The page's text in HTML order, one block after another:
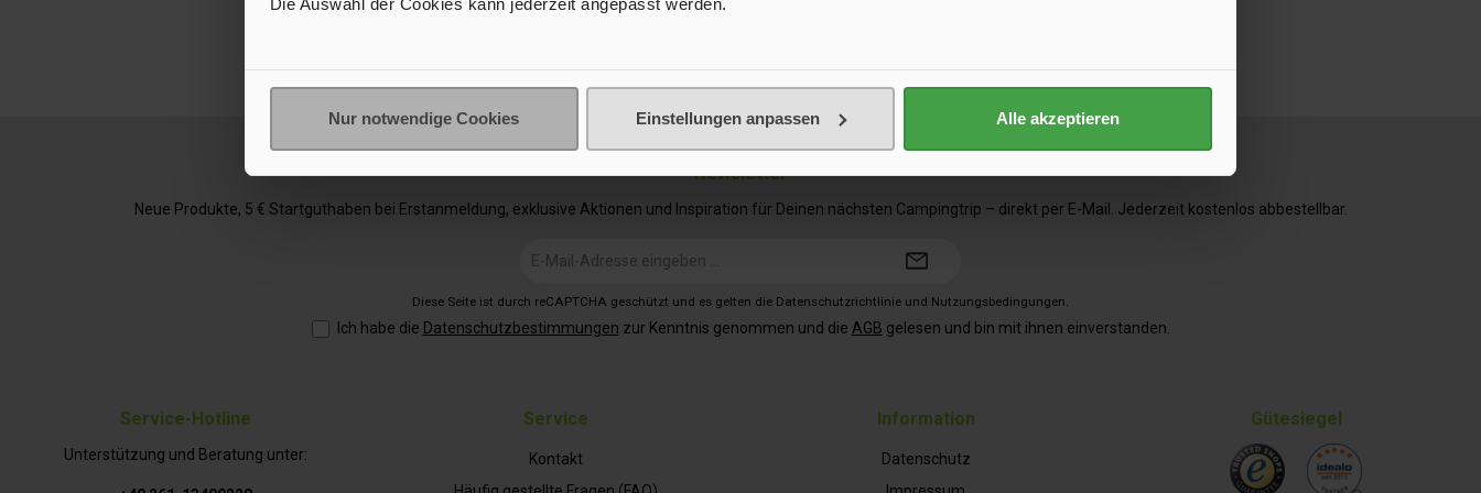
Die Auswahl der Cookies kann jederzeit angepasst werden.
Nur notwendige Cookies Einstellungen anpassen Alle akzeptieren
Stabilität sorgt ein Gurtband mit
breiteren Teil vor dem Handschuhfach in
Waage hält. Der strapazierfähige, mit
einem Reißverschluss versehene Bezug
problemlos abgenommen und
gewaschen werden. Die Ausführung
Sprinter, VW Crafter und baugleiche
Small für Fahrzeuge der VW-Bus Klasse.
Service-Hotline
Unterstützung und Beratung unter:
Service
Kontakt
Information
Datenschutz
Gütesiegel
Newsletter
Neue Produkte, 5 € Startguthaben bei Erstanmeldung, exklusive Aktionen und Inspiration für Deinen nächsten Campingtrip – direkt per E-Mail. Jederzeit kostenlos abbestellbar.
Mail-
Diese Seite ist durch reCAPTCHA geschützt und es gelten die Datenschutzrichtlinie und Nutzungsbedingungen.
Ich habe die Datenschutzbestimmungen zur Kenntnis genommen und die AGB gelesen und bin mit ihnen einverstanden.